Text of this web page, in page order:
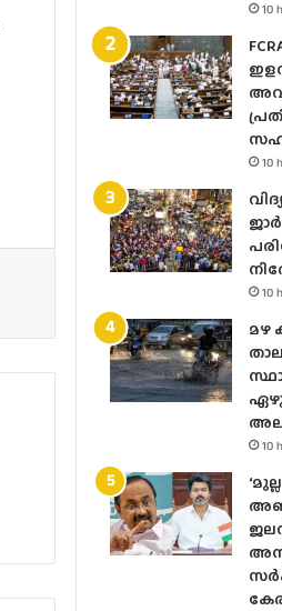
10
10
10
മഴ
ഏഴു
10